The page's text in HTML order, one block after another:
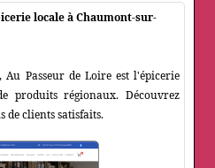
locale à Chaumont-sur-
Passeur de Loire est l'épicerie
produits régionaux. Découvrez
de clients satisfaits.